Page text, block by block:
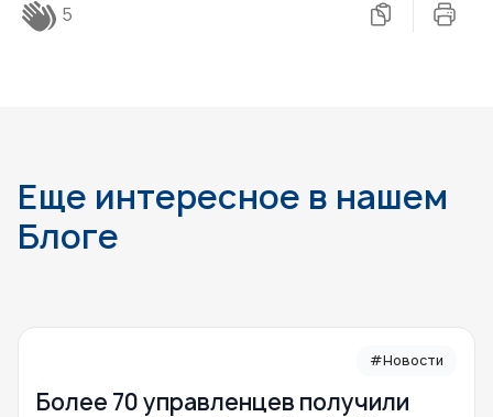
5
Еще интересное в нашем
Блоге
#Новости
Более 70 управленцев получили